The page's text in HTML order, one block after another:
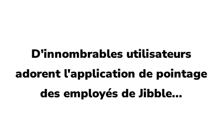
D'innombrables utilisateurs
adorent l'application de pointage
des employés de Jibble...